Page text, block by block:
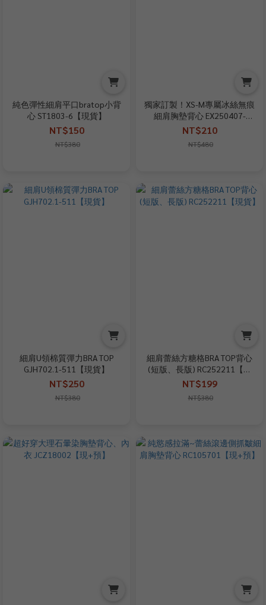
純色彈性細肩平口bratop小背
心 ST1803-6【現貨】
NT$150
NT$380
獨家訂製！XS-M專屬冰絲無痕
細肩胸墊背心 EX250407-
521【現貨】
NT$210
NT$480
細肩U領棉質彈力BRA TOP
GJH702.1-511【現貨】
NT$250
NT$380
細肩蕾絲方糖格BRA TOP背心
(短版、長版) RC252211【現
貨】
NT$199
NT$380